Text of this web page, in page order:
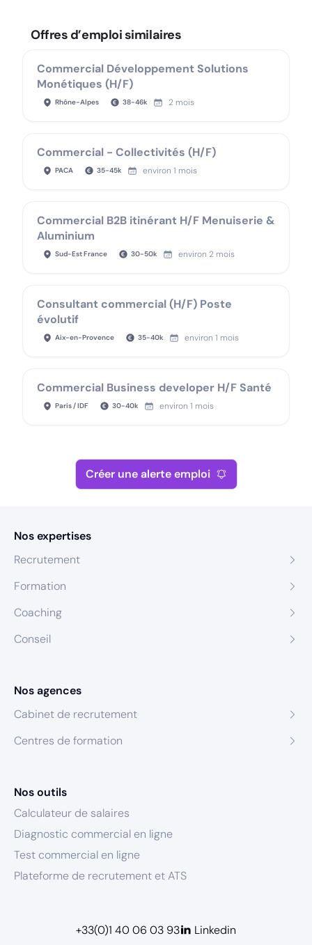
Offres d’emploi similaires
Commercial Développement Solutions
Monétiques (H/F)
Rhône-Alpes 38-46k 2 mois
Commercial - Collectivités (H/F)
PACA 35-45k environ 1 mois
Commercial B2B itinérant H/F Menuiserie &
Aluminium
Sud-Est France 30-50k environ 2 mois
Consultant commercial (H/F) Poste
évolutif
Aix-en-Provence 35-40k environ 1 mois
Commercial Business developer H/F Santé
Paris / IDF 30-40k environ 1 mois
Créer une alerte emploi
Nos expertises
Recrutement
Formation
Coaching
Conseil
Nos agences
Cabinet de recrutement
Centres de formation
Nos outils
Calculateur de salaires
Diagnostic commercial en ligne
Test commercial en ligne
Plateforme de recrutement et ATS
+33(0)1 40 06 03 93 Linkedin